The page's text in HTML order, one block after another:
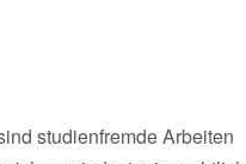
studienfremde Arbeiten